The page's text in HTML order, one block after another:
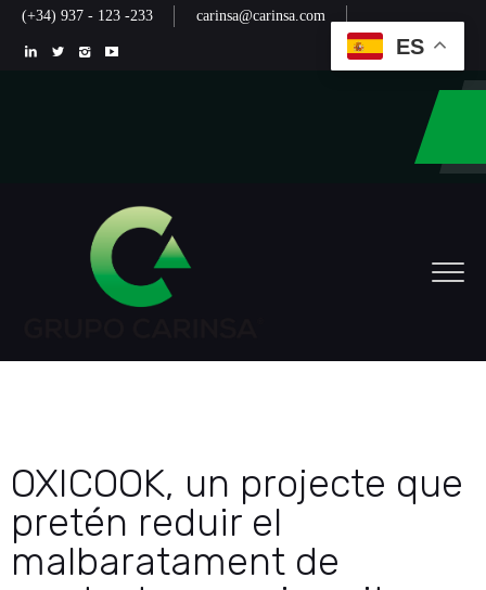
(+34) 937 - 123 -233 carinsa@carinsa.com
OXICOOK, un projecte que
pretén reduir el
malbaratament de
ES